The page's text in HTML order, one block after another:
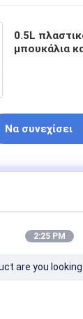
0.5L
μπουκάλια
Να συνεχίσει
2:25 PM
are you